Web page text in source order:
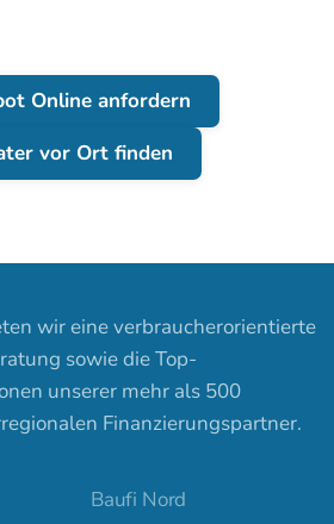
Online anfordern
vor Ort finden
wir eine verbraucherorientierte
sowie die Top-
unserer mehr als 500
Finanzierungspartner.
Baufi Nord